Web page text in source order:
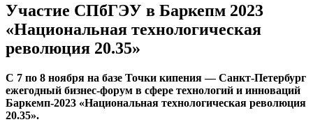
Участие СПбГЭУ в Баркепм 2023
«Национальная технологическая
революция 20.35»
С 7 по 8 ноября на базе Точки кипения — Санкт-Петербург
ежегодный бизнес-форум в сфере технологий и инноваций
Баркемп-2023 «Национальная технологическая революция
20.35».